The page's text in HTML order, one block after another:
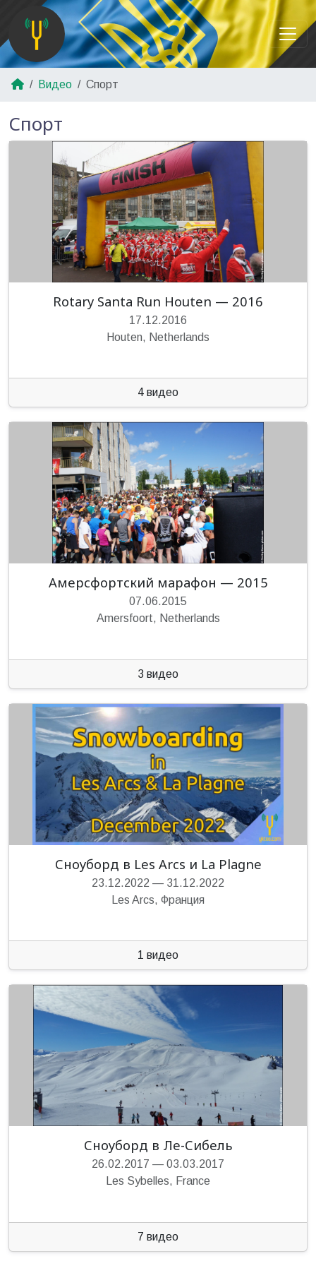
Видео Спорт
Спорт
Rotary Santa Run Houten — 2016
17.12.2016
Houten, Netherlands
4 видео
Амерсфортский марафон — 2015
07.06.2015
Amersfoort, Netherlands
3 видео
Сноуборд в Les Arcs и La Plagne
23.12.2022 — 31.12.2022
Les Arcs, Франция
1 видео
Сноуборд в Ле-Сибель
26.02.2017 — 03.03.2017
Les Sybelles, France
7 видео